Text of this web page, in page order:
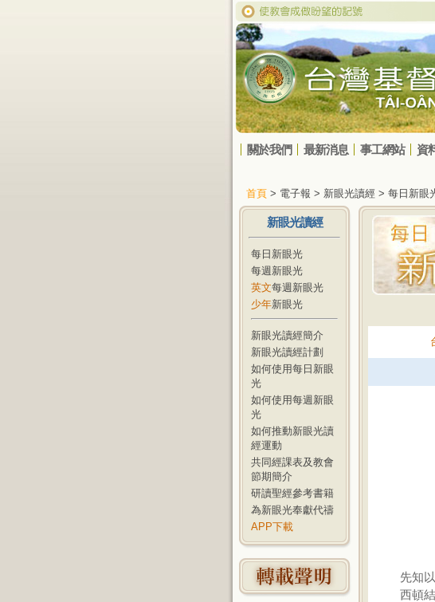
關於我們 最新消息 事工網站 資
首頁 > 電子報 > 新眼光讀經 > 每日新眼
新眼光讀經
每日新眼光
每週新眼光
英文每週新眼光
少年新眼光
新眼光讀經簡介
新眼光讀經計劃
如何使用每日新眼
光
如何使用每週新眼
光
如何推動新眼光讀
經運動
共同經課表及教會
節期簡介
研讀聖經參考書籍
為新眼光奉獻代禱
APP下載
先知
西頓